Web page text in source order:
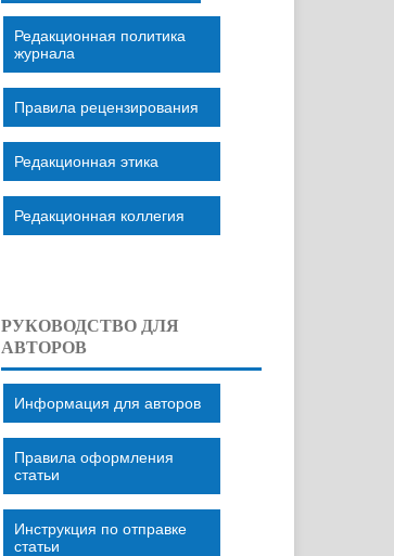
Редакционная политика
журнала
Правила рецензирования
Редакционная этика
Редакционная коллегия
РУКОВОДСТВО ДЛЯ
АВТОРОВ
Информация для авторов
Правила оформления
статьи
Инструкция по отправке
статьи